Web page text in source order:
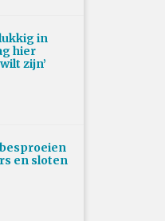
in
hier
zijn’
en sloten